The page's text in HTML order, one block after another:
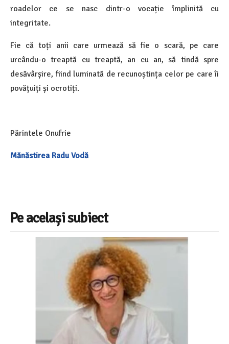
roadelor ce se nasc dintr-o vocație împlinită cu
integritate.
Fie că toți anii care urmează să fie o scară, pe care
urcându-o treaptă cu treaptă, an cu an, să tindă spre
desăvârșire, fiind luminată de recunoștința celor pe care îi
povățuiți și ocrotiți.
Părintele Onufrie
Mănăstirea Radu Vodă
Pe același subiect